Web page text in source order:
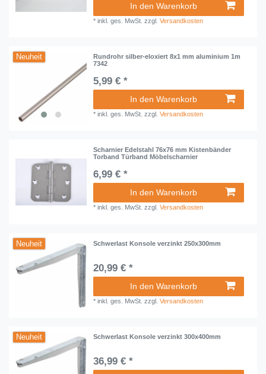
In den Warenkorb
*inkl. ges. MwSt. zzgl.Versandkosten
Neuheit
Rundrohr silber-eloxiert 8x1 mm aluminium 1m
7342
5,99 € *
In den Warenkorb
*inkl. ges. MwSt. zzgl.Versandkosten
Scharnier Edelstahl 76x76 mm Kistenbänder
Torband Türband Möbelscharnier
6,99 € *
In den Warenkorb
*inkl. ges. MwSt. zzgl.Versandkosten
Neuheit Schwerlast Konsole verzinkt 250x300mm
20,99 € *
In den Warenkorb
*inkl. ges. MwSt. zzgl.Versandkosten
Neuheit Schwerlast Konsole verzinkt 300x400mm
36,99 € *